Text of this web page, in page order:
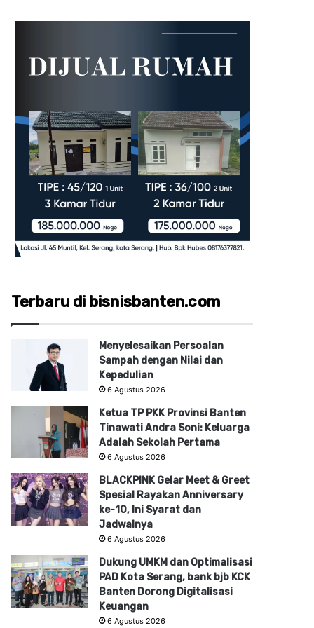
Terbaru di bisnisbanten.com
Menyelesaikan Persoalan
Sampah dengan Nilai dan
Kepedulian
6 Agustus 2026
Ketua TP PKK Provinsi Banten
Tinawati Andra Soni: Keluarga
Adalah Sekolah Pertama
6 Agustus 2026
BLACKPINK Gelar Meet & Greet
Spesial Rayakan Anniversary
ke-10, Ini Syarat dan
Jadwalnya
6 Agustus 2026
Dukung UMKM dan Optimalisasi
PAD Kota Serang, bank bjb KCK
Banten Dorong Digitalisasi
Keuangan
6 Agustus 2026